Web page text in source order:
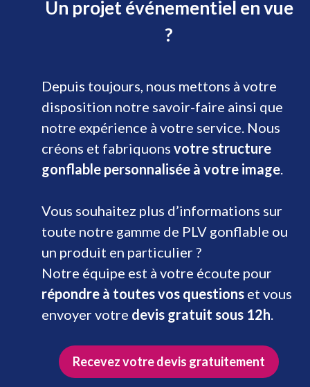
Un projet événementiel en vue
?
Depuis toujours, nous mettons à votre
disposition notre savoir-faire ainsi que
notre expérience à votre service. Nous
créons et fabriquons votre structure
gonflable personnalisée à votre image.
Vous souhaitez plus d’informations sur
toute notre gamme de PLV gonflable ou
un produit en particulier ?
Notre équipe est à votre écoute pour
répondre à toutes vos questions et vous
envoyer votre devis gratuit sous 12h.
Recevez votre devis gratuitement